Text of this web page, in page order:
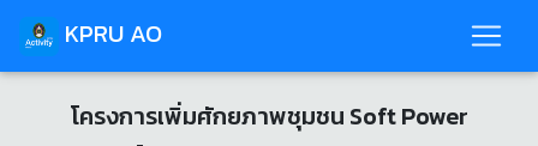
KPRU AO
โครงการเพิ่มศักยภาพชุมชน Soft Power